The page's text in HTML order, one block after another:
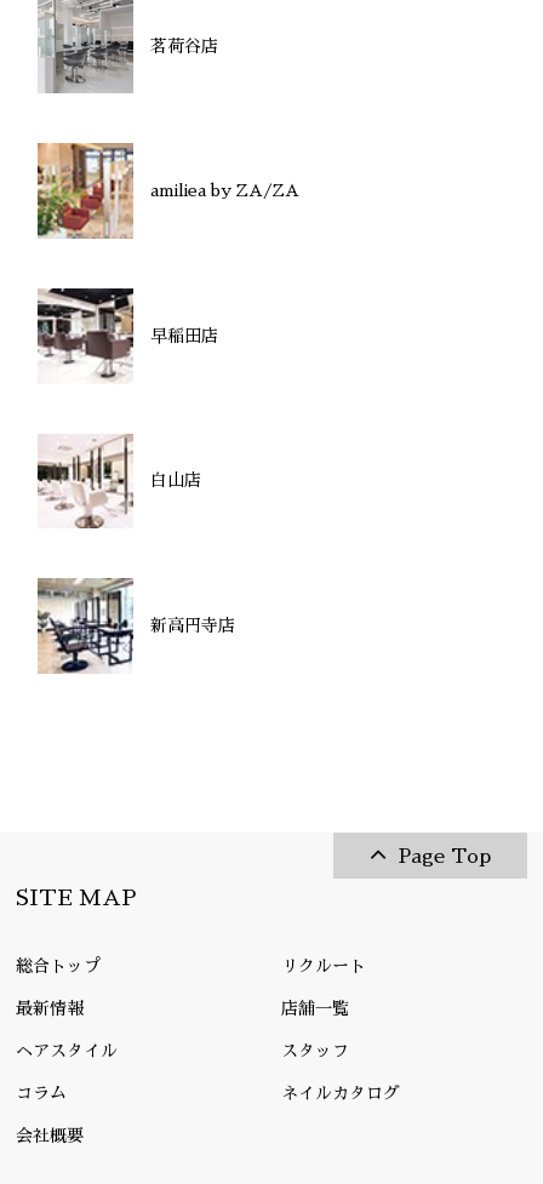
茗荷谷店
amiliea by ZA/ZA
早稲田店
白山店
新高円寺店
Page Top
SITE MAP
総合トップ リクルート
最新情報 店舗一覧
ヘアスタイル スタッフ
コラム ネイルカタログ
会社概要